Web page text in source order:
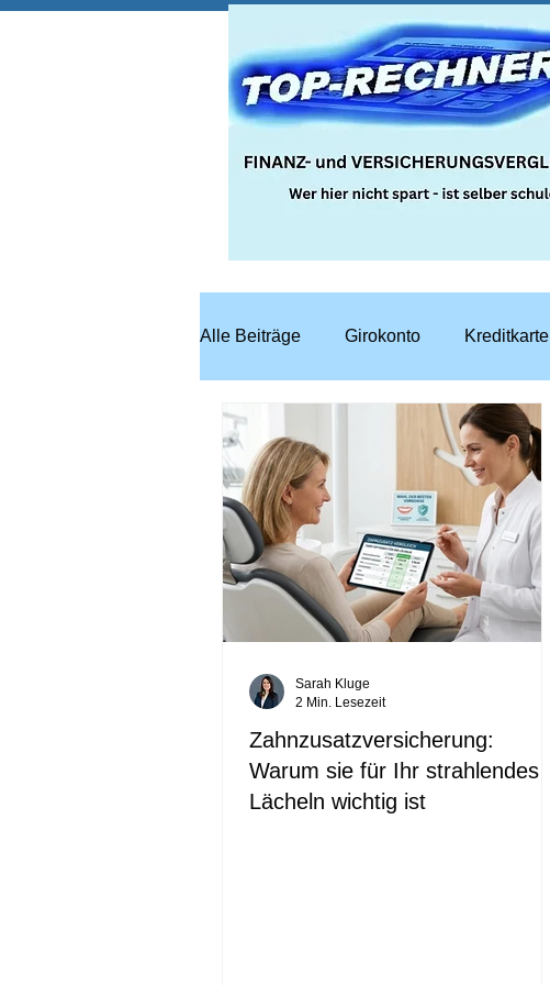
Alle Beiträge Girokonto Kreditkarte
Steuern Bausparen
Zahnzusatzversicherung:
Warum sie für Ihr strahlendes
Lächeln wichtig ist
Sarah Kluge
2 Min. Lesezeit